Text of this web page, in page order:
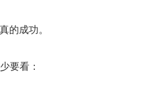
的成功。
要看：